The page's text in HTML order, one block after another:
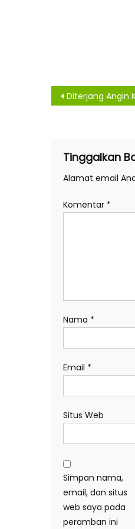
Navigasi
Diterjang Angin Kencang, Puluhan Rumah Rusak di
Tinggalkan
Alamat email
Komentar *
Nama *
Email *
Situs Web
Simpan nama,
email, dan situs
web saya pada
peramban ini